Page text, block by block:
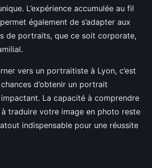
L’expérience accumulée au fil
également de s’adapter aux
de portraits, que ce soit corporate,
vers un portraitiste à Lyon, c’est
d’obtenir un portrait
La capacité à comprendre
traduire votre image en photo reste
indispensable pour une réussite